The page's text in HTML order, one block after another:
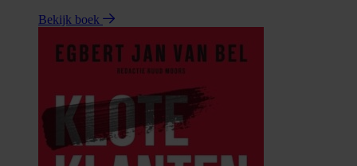
Bekijk boek